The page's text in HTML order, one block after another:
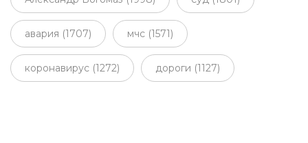
авария (1707) мчс (1571)
коронавирус (1272) дороги (1127)